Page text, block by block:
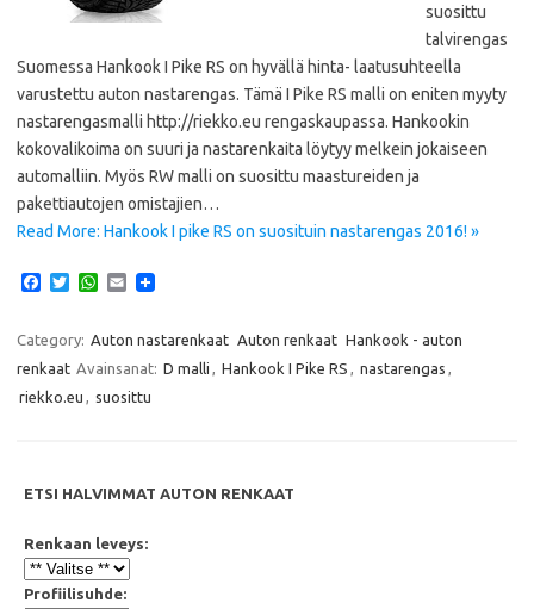
suosittu
talvirengas
Suomessa Hankook I Pike RS on hyvällä hinta- laatusuhteella
varustettu auton nastarengas. Tämä I Pike RS malli on eniten myyty
nastarengasmalli http://riekko.eu rengaskaupassa. Hankookin
kokovalikoima on suuri ja nastarenkaita löytyy melkein jokaiseen
automalliin. Myös RW malli on suosittu maastureiden ja
pakettiautojen omistajien…
Read More: Hankook I pike RS on suosituin nastarengas 2016! »
e
b
o
o
T
t
e
r
W
t
s
A
p
E
i
Category: Auton nastarenkaat Auton renkaat Hankook - auton
renkaat Avainsanat: D malli Hankook I Pike RS nastarengas
riekko.eu
suosittu
ETSI HALVIMMAT AUTON RENKAAT
Renkaan leveys:
Profiilisuhde: